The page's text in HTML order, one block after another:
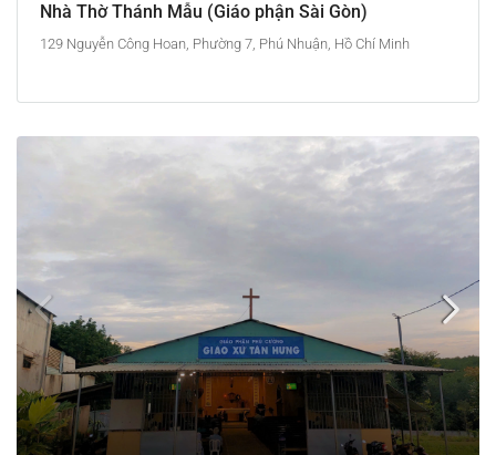
Nhà Thờ Thánh Mẫu (Giáo phận Sài Gòn)
129 Nguyễn Công Hoan, Phường 7, Phú Nhuận, Hồ Chí Minh